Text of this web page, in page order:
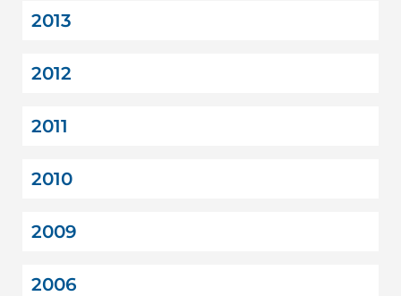
2013
2012
2011
2010
2009
2006